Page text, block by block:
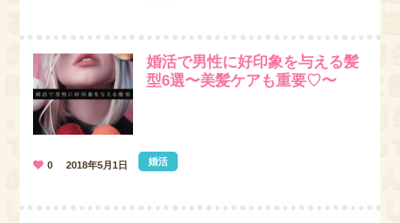
婚活で男性に好印象を与える髪
型6選〜美髪ケアも重要♡〜
婚活
0 2018年5月1日